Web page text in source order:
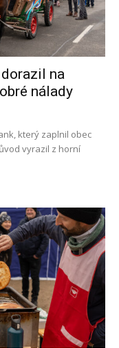
na
nálady
který zaplnil obec
vyrazil z horní